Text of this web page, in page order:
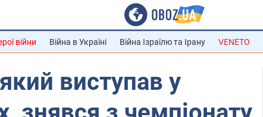
війни Війна в Україні Війна Ізраїлю та Ірану VENETO
виступав у